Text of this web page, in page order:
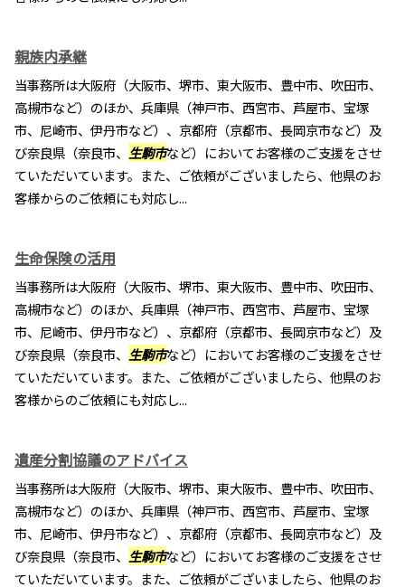
親族内承継
当事務所は大阪府（大阪市、堺市、東大阪市、豊中市、吹田市、
高槻市など）のほか、兵庫県（神戸市、西宮市、芦屋市、宝塚
市、尼崎市、伊丹市など）、京都府（京都市、長岡京市など）及
び奈良県（奈良市、 生駒市など）においてお客様のご支援をさせ
ていただいています。また、ご依頼がございましたら、他県のお
客様からのご依頼にも対応し...
生命保険の活用
当事務所は大阪府（大阪市、堺市、東大阪市、豊中市、吹田市、
高槻市など）のほか、兵庫県（神戸市、西宮市、芦屋市、宝塚
市、尼崎市、伊丹市など）、京都府（京都市、長岡京市など）及
び奈良県（奈良市、 生駒市など）においてお客様のご支援をさせ
ていただいています。また、ご依頼がございましたら、他県のお
客様からのご依頼にも対応し...
遺産分割協議のアドバイス
当事務所は大阪府（大阪市、堺市、東大阪市、豊中市、吹田市、
高槻市など）のほか、兵庫県（神戸市、西宮市、芦屋市、宝塚
市、尼崎市、伊丹市など）、京都府（京都市、長岡京市など）及
び奈良県（奈良市、 生駒市など）においてお客様のご支援をさせ
ていただいています。また、ご依頼がございましたら、他県のお